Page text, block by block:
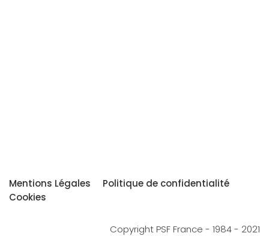
Mentions Légales
Politique de confidentialité
Cookies
Copyright PSF France - 1984 - 2021